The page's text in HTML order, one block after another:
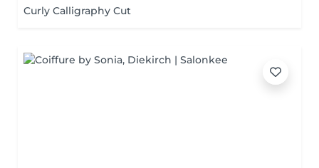
Curly Calligraphy Cut